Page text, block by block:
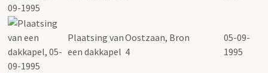
Plaatsing van
een dakkapel
Oostzaan, Bron
4
05-09-
1995